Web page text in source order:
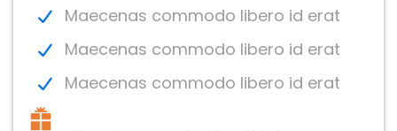
Maecenas commodo libero id erat
Maecenas commodo libero id erat
Maecenas commodo libero id erat